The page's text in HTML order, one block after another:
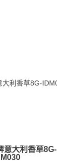
意大利香草8G-